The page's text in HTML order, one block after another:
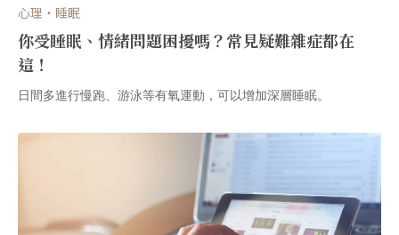
心理・睡眠
你受睡眠、情緒問題困擾嗎？常見疑難雜症都在
這！
日間多進行慢跑、游泳等有氧運動，可以增加深層睡眠。